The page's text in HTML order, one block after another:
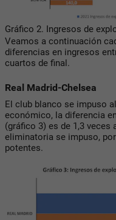
Gráfico 2. Ingresos de
Veamos a continuación
diferencias en ingresos
cuartos de final.
Real Madrid-Chelsea
El club blanco se impuso
económico, la diferencia
(gráfico 3) es de 1,3 veces
eliminatoria se impuso,
potentes.